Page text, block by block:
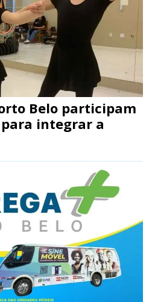
Belo participam
integrar a